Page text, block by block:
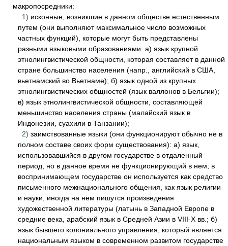
макропосредники:
1) исконные, возникшие в данном обществе естественным
путем (они выполняют максимальное число возможных
частных функций), которые могут быть представлены
разными языковыми образованиями: а) язык крупной
этнолингвистической общности, которая составляет в данной
стране большинство населения (напр., английский в США,
вьетнамский во Вьетнаме); б) язык одной из крупных
этнолингвистических общностей (язык валлонов в Бельгии);
в) язык этнолингвистической общности, составляющей
меньшинство населения страны (малайский язык в
Индонезии, суахили в Танзании);
2) заимствованные языки (они функционируют обычно не в
полном составе своих форм существования): а) язык,
использовавшийся в другом государстве в отдаленный
период, но в данное время не функционирующий в нем; в
воспринимающем государстве он используется как средство
письменного межнационального общения, как язык религии
и науки, иногда на нем пишутся произведения
художественной литературы (латынь в Западной Европе в
средние века, арабский язык в Средней Азии в VIII-X вв.; б)
язык бывшего колониального управления, который является
национальным языком в современном развитом государстве